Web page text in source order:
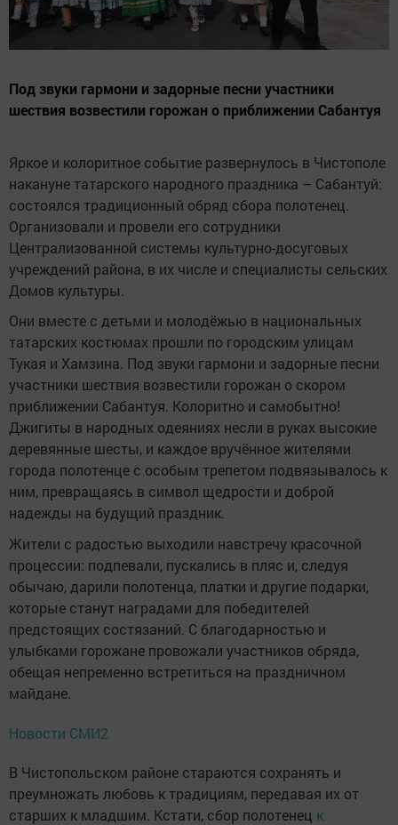
Под звуки гармони и задорные песни участники
шествия возвестили горожан о приближении Сабантуя
Яркое и колоритное событие развернулось в Чистополе
накануне татарского народного праздника – Сабантуй:
состоялся традиционный обряд сбора полотенец.
Организовали и провели его сотрудники
Централизованной системы культурно-досуговых
учреждений района, в их числе и специалисты сельских
Домов культуры.
Они вместе с детьми и молодёжью в национальных
татарских костюмах прошли по городским улицам
Тукая и Хамзина. Под звуки гармони и задорные песни
участники шествия возвестили горожан о скором
приближении Сабантуя. Колоритно и самобытно!
Джигиты в народных одеяниях несли в руках высокие
деревянные шесты, и каждое вручённое жителями
города полотенце с особым трепетом подвязывалось к
ним, превращаясь в символ щедрости и доброй
надежды на будущий праздник.
Жители с радостью выходили навстречу красочной
процессии: подпевали, пускались в пляс и, следуя
обычаю, дарили полотенца, платки и другие подарки,
которые станут наградами для победителей
предстоящих состязаний. С благодарностью и
улыбками горожане провожали участников обряда,
обещая непременно встретиться на праздничном
майдане.
Новости СМИ2
В Чистопольском районе стараются сохранять и
преумножать любовь к традициям, передавая их от
старших к младшим. Кстати, сбор полотенец к